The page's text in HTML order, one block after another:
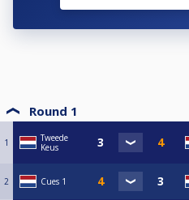
Round 1
1
Tweede
Keus
2 Cues 1